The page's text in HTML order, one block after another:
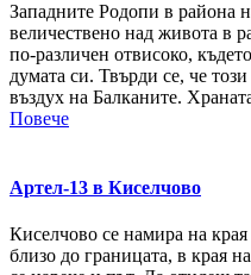
Западните Родопи в района
величествено над живота в
по-различен отвисоко,
думата си. Твърди се, че
въздух на Балканите.
Повече
Артел-13 в Киселчово
Киселчово се намира на
близо до границата, в края